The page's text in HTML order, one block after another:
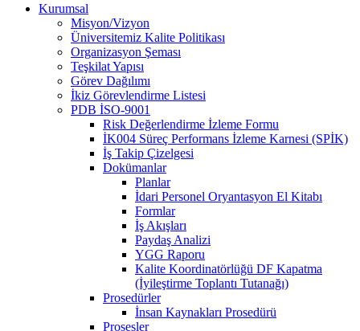
Kurumsal
Misyon/Vizyon
Üniversitemiz Kalite Politikası
Organizasyon Şeması
Teşkilat Yapısı
Görev Dağılımı
İkiz Görevlendirme Listesi
PDB İSO-9001
Risk Değerlendirme İzleme Formu
İK004 Süreç Performans İzleme Karnesi (SPİK)
İş Takip Çizelgesi
Dokümanlar
Planlar
İdari Personel Oryantasyon El Kitabı
Formlar
İş Akışları
Paydaş Analizi
YGG Raporu
Kalite Koordinatörlüğü DF Kapatma
(İyileştirme Toplantı Tutanağı)
Prosedürler
İnsan Kaynakları Prosedürü
Prosesler